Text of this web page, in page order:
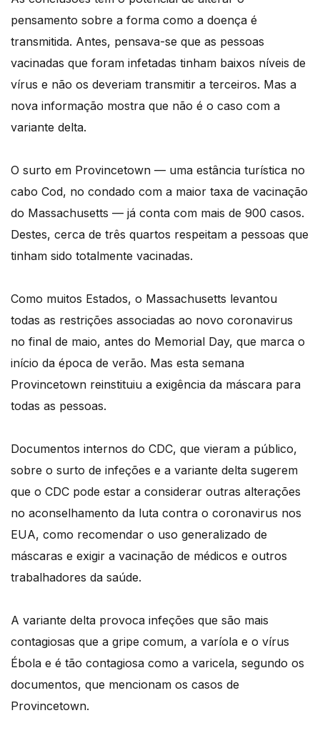
pensamento sobre a forma como a doença é
transmitida. Antes, pensava-se que as pessoas
vacinadas que foram infetadas tinham baixos níveis de
vírus e não os deveriam transmitir a terceiros. Mas a
nova informação mostra que não é o caso com a
variante delta.
O surto em Provincetown — uma estância turística no
cabo Cod, no condado com a maior taxa de vacinação
do Massachusetts — já conta com mais de 900 casos.
Destes, cerca de três quartos respeitam a pessoas que
tinham sido totalmente vacinadas.
Como muitos Estados, o Massachusetts levantou
todas as restrições associadas ao novo coronavirus
no final de maio, antes do Memorial Day, que marca o
início da época de verão. Mas esta semana
Provincetown reinstituiu a exigência da máscara para
todas as pessoas.
Documentos internos do CDC, que vieram a público,
sobre o surto de infeções e a variante delta sugerem
que o CDC pode estar a considerar outras alterações
no aconselhamento da luta contra o coronavirus nos
EUA, como recomendar o uso generalizado de
máscaras e exigir a vacinação de médicos e outros
trabalhadores da saúde.
A variante delta provoca infeções que são mais
contagiosas que a gripe comum, a varíola e o vírus
Ébola e é tão contagiosa como a varicela, segundo os
documentos, que mencionam os casos de
Provincetown.